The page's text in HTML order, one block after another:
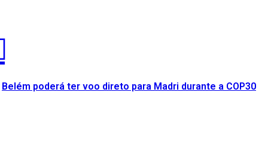
Belém poderá ter voo direto para Madri durante a COP30